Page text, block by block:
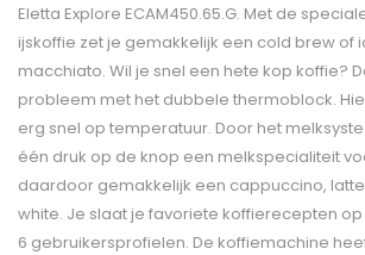
Eletta Explore ECAM450.65.G. Met de
ijskoffie zet je gemakkelijk een cold brew of
macchiato. Wil je snel een hete kop koffie?
probleem met het dubbele thermoblock.
erg snel op temperatuur. Door het
één druk op de knop een melkspecialiteit
daardoor gemakkelijk een cappuccino,
white. Je slaat je favoriete koffierecepten
6 gebruikersprofielen. De koffiemachine